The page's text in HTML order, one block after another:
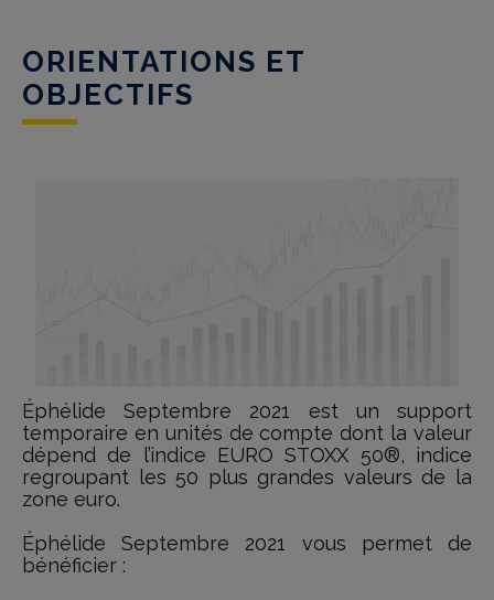
ORIENTATIONS ET
OBJECTIFS
Éphélide Septembre 2021 est un support
temporaire en unités de compte dont la valeur
dépend de l’indice EURO STOXX 50®, indice
regroupant les 50 plus grandes valeurs de la
zone euro.
Éphélide Septembre 2021 vous permet de
bénéficier :